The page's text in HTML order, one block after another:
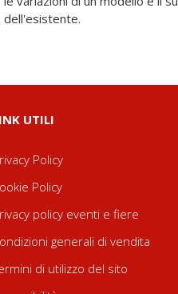
dell'esistente.
UTILI
Policy
Policy
policy eventi e fiere
generali di vendita
di utilizzo del sito